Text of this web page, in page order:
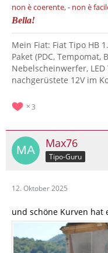
non è coerente, - non è
Bella!
Mein Fiat: Fiat Tipo HB
Paket (PDC, Tempomat,
Nebelscheinwerfer,
nachgerüstete 12V im
3
Max76
Tipo-Guru
12. Oktober 2025
und schöne Kurven hat